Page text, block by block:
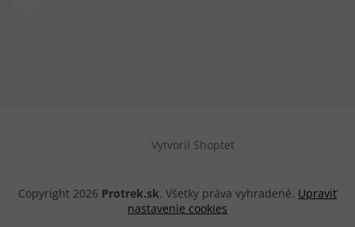
Vytvoril Shoptet
Copyright 2026 Protrek.sk. Všetky práva vyhradené. Upraviť
nastavenie cookies